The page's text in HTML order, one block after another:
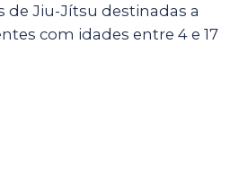
de Jiu-Jítsu destinadas a
com idades entre 4 e 17